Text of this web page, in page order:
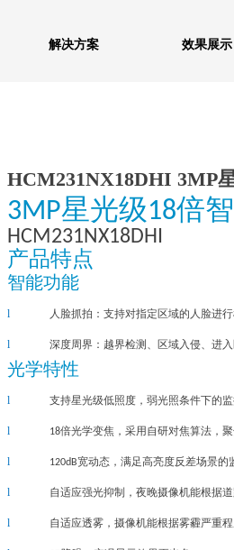
解决方案 效果展示
HCM231NX18DHI 3MP
3MP星光级18倍
HCM231NX18DHI
产品特点
智能功能
l 人脸抓拍 ： 支持对指定区域的人脸进行
l 深度周界：越界检测、区域入侵、进
光学特性
l 支持星光级低照度，弱光照条件下的
l 18倍光学变焦，采用自研对焦算法，
l 120dB宽动态 ， 满足高亮度反差场景的
l 自适应强光抑制 ， 夜晚摄像机能根据
l 自适应透雾 ， 摄像机能根据雾霾严重